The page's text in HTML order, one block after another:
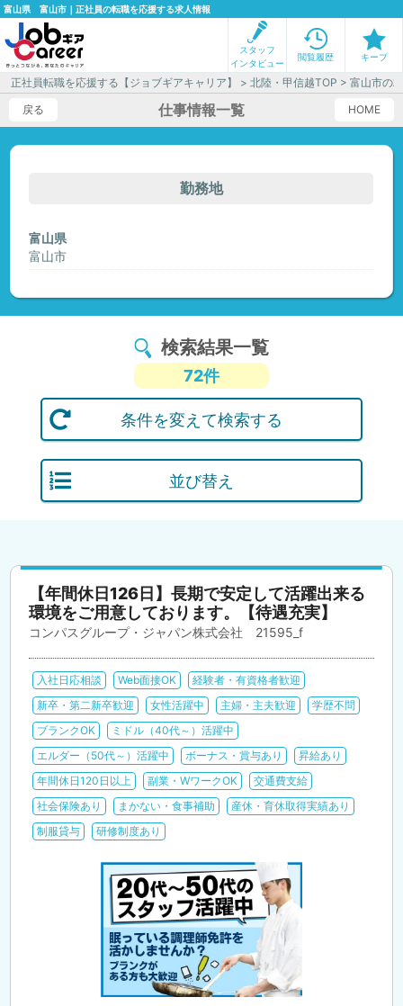
富山県 富山市｜正社員の転職を応援する求人情報
スタッフ
インタビュー
閲覧履歴 キープ
正社員転職を応援する【ジョブギアキャリア】 >北陸・甲信越TOP > 富山市の
戻る
HOME
仕事情報一覧
勤務地
富山県
富山市
検索結果一覧
72件
条件を変えて検索する
並び替え
【年間休日126日】長期で安定して活躍出来る
環境をご用意しております。【待遇充実】
コンパスグループ・ジャパン株式会社 21595_f
入社日応相談 Web面接OK
経験者・有資格者歓迎
新卒・第二新卒歓迎
女性活躍中 主婦・主夫歓迎
学歴不問
ブランクOK
ミドル（40代～）活躍中
エルダー（50代～）活躍中
ボーナス・賞与あり
昇給あり
年間休日120日以上
副業・WワークOK
交通費支給
社会保険あり
まかない・食事補助
産休・育休取得実績あり
制服貸与
研修制度あり